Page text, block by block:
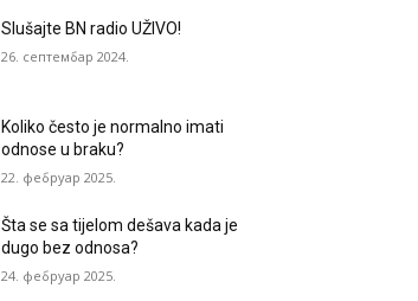
Slušajte BN radio UŽIVO!
26. септембар 2024.
Koliko često je normalno imati
odnose u braku?
22. фебруар 2025.
Šta se sa tijelom dešava kada je
dugo bez odnosa?
24. фебруар 2025.